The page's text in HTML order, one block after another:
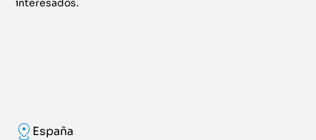
interesados.
España